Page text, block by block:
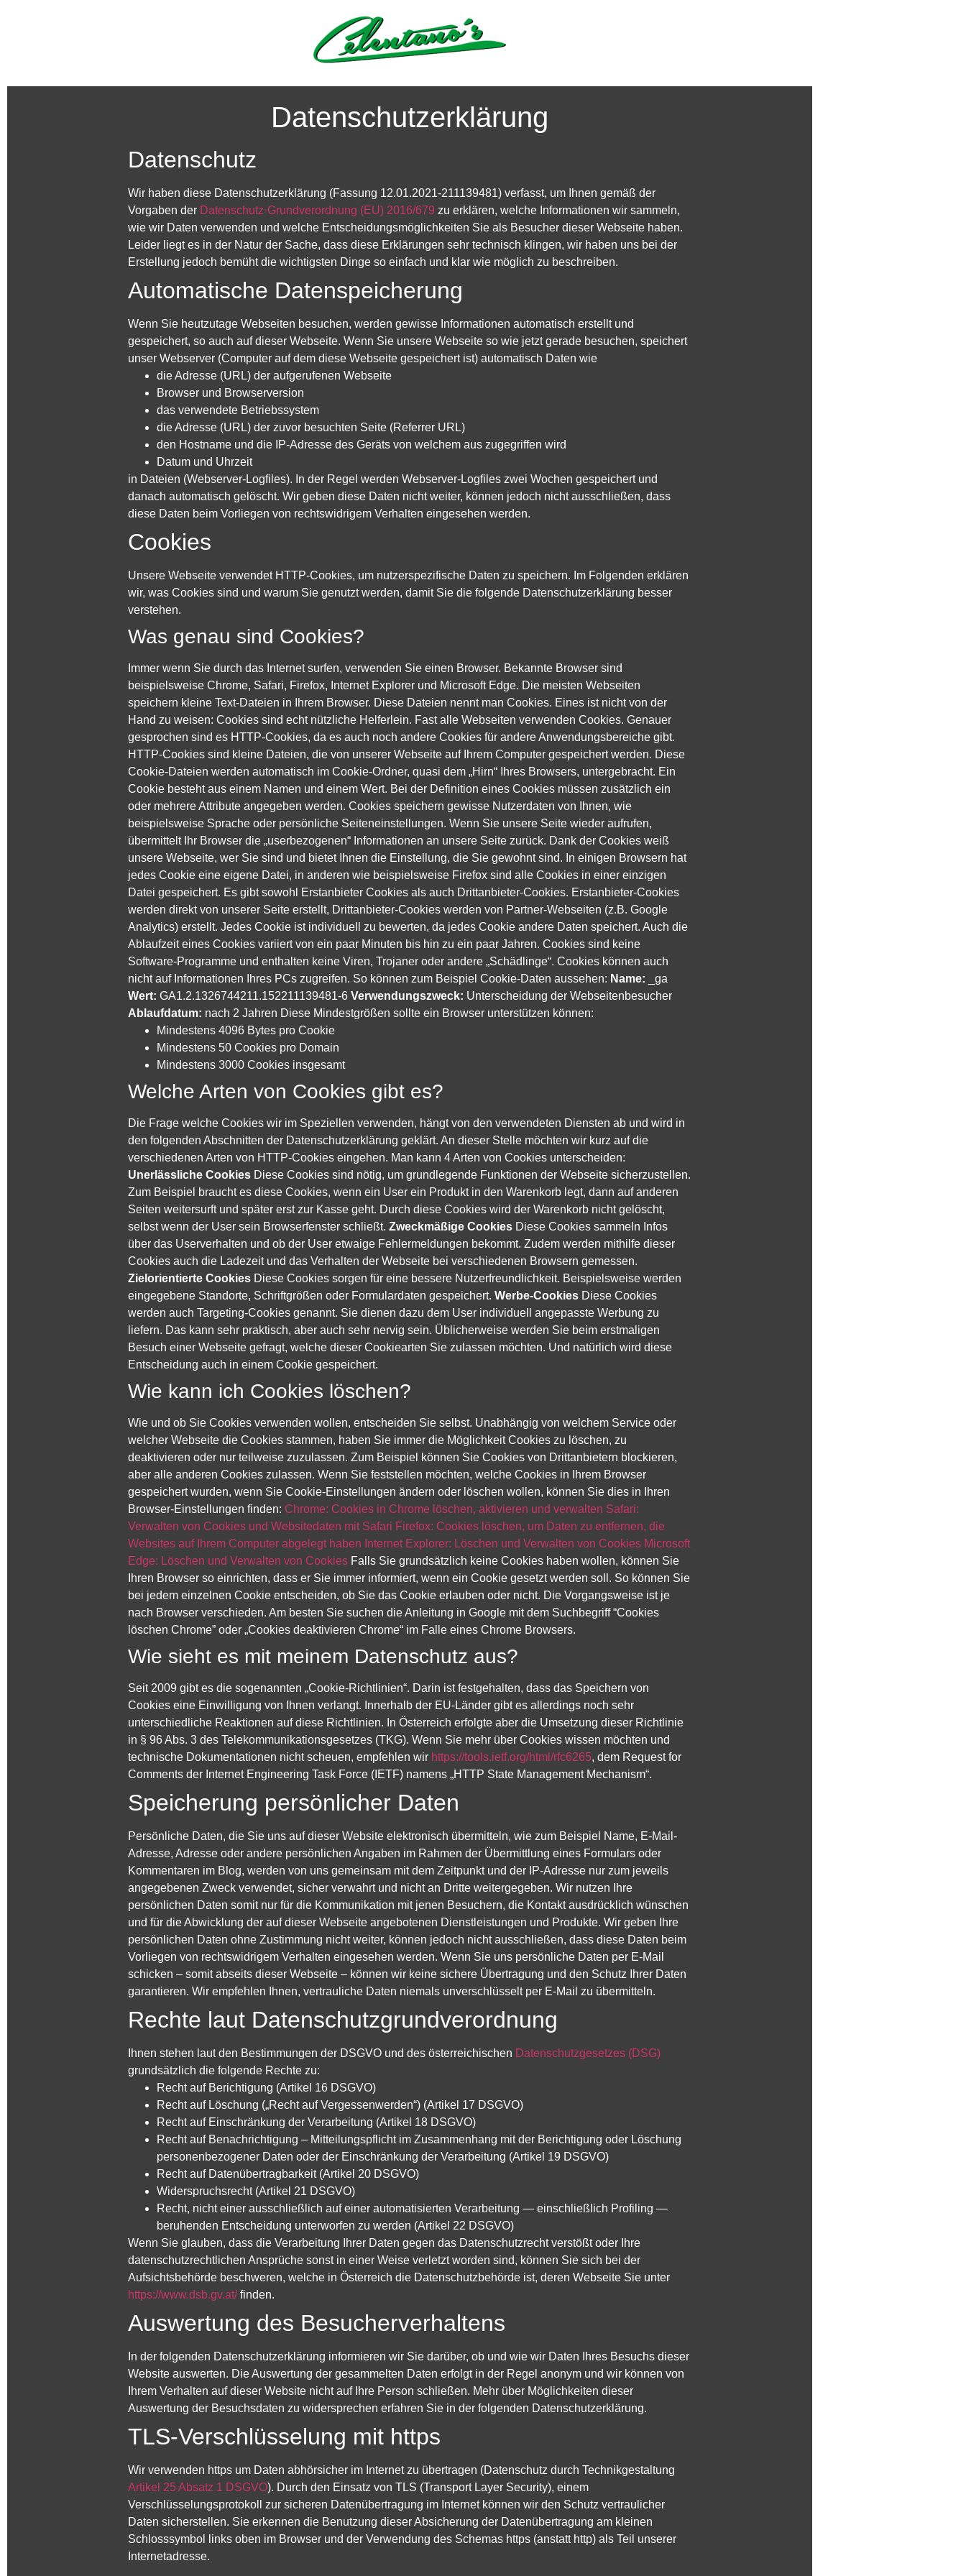
Datenschutzerklärung
Datenschutz
Wir haben diese Datenschutzerklärung (Fassung 12.01.2021-211139481) verfasst, um Ihnen gemäß der
Vorgaben der Datenschutz-Grundverordnung (EU) 2016/679 zu erklären, welche Informationen wir sammeln,
wie wir Daten verwenden und welche Entscheidungsmöglichkeiten Sie als Besucher dieser Webseite haben.
Leider liegt es in der Natur der Sache, dass diese Erklärungen sehr technisch klingen, wir haben uns bei der
Erstellung jedoch bemüht die wichtigsten Dinge so einfach und klar wie möglich zu beschreiben.
Automatische Datenspeicherung
Wenn Sie heutzutage Webseiten besuchen, werden gewisse Informationen automatisch erstellt und
gespeichert, so auch auf dieser Webseite. Wenn Sie unsere Webseite so wie jetzt gerade besuchen, speichert
unser Webserver (Computer auf dem diese Webseite gespeichert ist) automatisch Daten wie
die Adresse (URL) der aufgerufenen Webseite
Browser und Browserversion
das verwendete Betriebssystem
die Adresse (URL) der zuvor besuchten Seite (Referrer URL)
den Hostname und die IP-Adresse des Geräts von welchem aus zugegriffen wird
Datum und Uhrzeit
in Dateien (Webserver-Logfiles). In der Regel werden Webserver-Logfiles zwei Wochen gespeichert und
danach automatisch gelöscht. Wir geben diese Daten nicht weiter, können jedoch nicht ausschließen, dass
diese Daten beim Vorliegen von rechtswidrigem Verhalten eingesehen werden.
Cookies
Unsere Webseite verwendet HTTP-Cookies, um nutzerspezifische Daten zu speichern. Im Folgenden erklären
wir, was Cookies sind und warum Sie genutzt werden, damit Sie die folgende Datenschutzerklärung besser
verstehen.
Was genau sind Cookies?
Immer wenn Sie durch das Internet surfen, verwenden Sie einen Browser. Bekannte Browser sind
beispielsweise Chrome, Safari, Firefox, Internet Explorer und Microsoft Edge. Die meisten Webseiten
speichern kleine Text-Dateien in Ihrem Browser. Diese Dateien nennt man Cookies. Eines ist nicht von der
Hand zu weisen: Cookies sind echt nützliche Helferlein. Fast alle Webseiten verwenden Cookies. Genauer
gesprochen sind es HTTP-Cookies, da es auch noch andere Cookies für andere Anwendungsbereiche gibt.
HTTP-Cookies sind kleine Dateien, die von unserer Webseite auf Ihrem Computer gespeichert werden. Diese
Cookie-Dateien werden automatisch im Cookie-Ordner, quasi dem „Hirn“ Ihres Browsers, untergebracht. Ein
Cookie besteht aus einem Namen und einem Wert. Bei der Definition eines Cookies müssen zusätzlich ein
oder mehrere Attribute angegeben werden. Cookies speichern gewisse Nutzerdaten von Ihnen, wie
beispielsweise Sprache oder persönliche Seiteneinstellungen. Wenn Sie unsere Seite wieder aufrufen,
übermittelt Ihr Browser die „userbezogenen“ Informationen an unsere Seite zurück. Dank der Cookies weiß
unsere Webseite, wer Sie sind und bietet Ihnen die Einstellung, die Sie gewohnt sind. In einigen Browsern hat
jedes Cookie eine eigene Datei, in anderen wie beispielsweise Firefox sind alle Cookies in einer einzigen
Datei gespeichert. Es gibt sowohl Erstanbieter Cookies als auch Drittanbieter-Cookies. Erstanbieter-Cookies
werden direkt von unserer Seite erstellt, Drittanbieter-Cookies werden von Partner-Webseiten (z.B. Google
Analytics) erstellt. Jedes Cookie ist individuell zu bewerten, da jedes Cookie andere Daten speichert. Auch die
Ablaufzeit eines Cookies variiert von ein paar Minuten bis hin zu ein paar Jahren. Cookies sind keine
Software-Programme und enthalten keine Viren, Trojaner oder andere „Schädlinge“. Cookies können auch
nicht auf Informationen Ihres PCs zugreifen. So können zum Beispiel Cookie-Daten aussehen: Name: _ga
Wert: GA1.2.1326744211.152211139481-6 Verwendungszweck: Unterscheidung der Webseitenbesucher
Ablaufdatum: nach 2 Jahren Diese Mindestgrößen sollte ein Browser unterstützen können:
Mindestens 4096 Bytes pro Cookie
Mindestens 50 Cookies pro Domain
Mindestens 3000 Cookies insgesamt
Welche Arten von Cookies gibt es?
Die Frage welche Cookies wir im Speziellen verwenden, hängt von den verwendeten Diensten ab und wird in
den folgenden Abschnitten der Datenschutzerklärung geklärt. An dieser Stelle möchten wir kurz auf die
verschiedenen Arten von HTTP-Cookies eingehen. Man kann 4 Arten von Cookies unterscheiden:
Unerlässliche Cookies Diese Cookies sind nötig, um grundlegende Funktionen der Webseite sicherzustellen.
Zum Beispiel braucht es diese Cookies, wenn ein User ein Produkt in den Warenkorb legt, dann auf anderen
Seiten weitersurft und später erst zur Kasse geht. Durch diese Cookies wird der Warenkorb nicht gelöscht,
selbst wenn der User sein Browserfenster schließt. Zweckmäßige Cookies Diese Cookies sammeln Infos
über das Userverhalten und ob der User etwaige Fehlermeldungen bekommt. Zudem werden mithilfe dieser
Cookies auch die Ladezeit und das Verhalten der Webseite bei verschiedenen Browsern gemessen.
Zielorientierte Cookies Diese Cookies sorgen für eine bessere Nutzerfreundlichkeit. Beispielsweise werden
eingegebene Standorte, Schriftgrößen oder Formulardaten gespeichert. Werbe-Cookies Diese Cookies
werden auch Targeting-Cookies genannt. Sie dienen dazu dem User individuell angepasste Werbung zu
liefern. Das kann sehr praktisch, aber auch sehr nervig sein. Üblicherweise werden Sie beim erstmaligen
Besuch einer Webseite gefragt, welche dieser Cookiearten Sie zulassen möchten. Und natürlich wird diese
Entscheidung auch in einem Cookie gespeichert.
Wie kann ich Cookies löschen?
Wie und ob Sie Cookies verwenden wollen, entscheiden Sie selbst. Unabhängig von welchem Service oder
welcher Webseite die Cookies stammen, haben Sie immer die Möglichkeit Cookies zu löschen, zu
deaktivieren oder nur teilweise zuzulassen. Zum Beispiel können Sie Cookies von Drittanbietern blockieren,
aber alle anderen Cookies zulassen. Wenn Sie feststellen möchten, welche Cookies in Ihrem Browser
gespeichert wurden, wenn Sie Cookie-Einstellungen ändern oder löschen wollen, können Sie dies in Ihren
Browser-Einstellungen finden: Chrome: Cookies in Chrome löschen, aktivieren und verwalten Safari:
Verwalten von Cookies und Websitedaten mit Safari Firefox: Cookies löschen, um Daten zu entfernen, die
Websites auf Ihrem Computer abgelegt haben Internet Explorer: Löschen und Verwalten von Cookies Microsoft
Edge: Löschen und Verwalten von Cookies Falls Sie grundsätzlich keine Cookies haben wollen, können Sie
Ihren Browser so einrichten, dass er Sie immer informiert, wenn ein Cookie gesetzt werden soll. So können Sie
bei jedem einzelnen Cookie entscheiden, ob Sie das Cookie erlauben oder nicht. Die Vorgangsweise ist je
nach Browser verschieden. Am besten Sie suchen die Anleitung in Google mit dem Suchbegriff “Cookies
löschen Chrome” oder „Cookies deaktivieren Chrome“ im Falle eines Chrome Browsers.
Wie sieht es mit meinem Datenschutz aus?
Seit 2009 gibt es die sogenannten „Cookie-Richtlinien“. Darin ist festgehalten, dass das Speichern von
Cookies eine Einwilligung von Ihnen verlangt. Innerhalb der EU-Länder gibt es allerdings noch sehr
unterschiedliche Reaktionen auf diese Richtlinien. In Österreich erfolgte aber die Umsetzung dieser Richtlinie
in § 96 Abs. 3 des Telekommunikationsgesetzes (TKG). Wenn Sie mehr über Cookies wissen möchten und
technische Dokumentationen nicht scheuen, empfehlen wir https://tools.ietf.org/html/rfc6265, dem Request for
Comments der Internet Engineering Task Force (IETF) namens „HTTP State Management Mechanism“.
Speicherung persönlicher Daten
Persönliche Daten, die Sie uns auf dieser Website elektronisch übermitteln, wie zum Beispiel Name, E-Mail-
Adresse, Adresse oder andere persönlichen Angaben im Rahmen der Übermittlung eines Formulars oder
Kommentaren im Blog, werden von uns gemeinsam mit dem Zeitpunkt und der IP-Adresse nur zum jeweils
angegebenen Zweck verwendet, sicher verwahrt und nicht an Dritte weitergegeben. Wir nutzen Ihre
persönlichen Daten somit nur für die Kommunikation mit jenen Besuchern, die Kontakt ausdrücklich wünschen
und für die Abwicklung der auf dieser Webseite angebotenen Dienstleistungen und Produkte. Wir geben Ihre
persönlichen Daten ohne Zustimmung nicht weiter, können jedoch nicht ausschließen, dass diese Daten beim
Vorliegen von rechtswidrigem Verhalten eingesehen werden. Wenn Sie uns persönliche Daten per E-Mail
schicken – somit abseits dieser Webseite – können wir keine sichere Übertragung und den Schutz Ihrer Daten
garantieren. Wir empfehlen Ihnen, vertrauliche Daten niemals unverschlüsselt per E-Mail zu übermitteln.
Rechte laut Datenschutzgrundverordnung
Ihnen stehen laut den Bestimmungen der DSGVO und des österreichischen Datenschutzgesetzes (DSG)
grundsätzlich die folgende Rechte zu:
Recht auf Berichtigung (Artikel 16 DSGVO)
Recht auf Löschung („Recht auf Vergessenwerden“) (Artikel 17 DSGVO)
Recht auf Einschränkung der Verarbeitung (Artikel 18 DSGVO)
Recht auf Benachrichtigung – Mitteilungspflicht im Zusammenhang mit der Berichtigung oder Löschung
personenbezogener Daten oder der Einschränkung der Verarbeitung (Artikel 19 DSGVO)
Recht auf Datenübertragbarkeit (Artikel 20 DSGVO)
Widerspruchsrecht (Artikel 21 DSGVO)
Recht, nicht einer ausschließlich auf einer automatisierten Verarbeitung — einschließlich Profiling —
beruhenden Entscheidung unterworfen zu werden (Artikel 22 DSGVO)
Wenn Sie glauben, dass die Verarbeitung Ihrer Daten gegen das Datenschutzrecht verstößt oder Ihre
datenschutzrechtlichen Ansprüche sonst in einer Weise verletzt worden sind, können Sie sich bei der
Aufsichtsbehörde beschweren, welche in Österreich die Datenschutzbehörde ist, deren Webseite Sie unter
https://www.dsb.gv.at/finden.
Auswertung des Besucherverhaltens
In der folgenden Datenschutzerklärung informieren wir Sie darüber, ob und wie wir Daten Ihres Besuchs dieser
Website auswerten. Die Auswertung der gesammelten Daten erfolgt in der Regel anonym und wir können von
Ihrem Verhalten auf dieser Website nicht auf Ihre Person schließen. Mehr über Möglichkeiten dieser
Auswertung der Besuchsdaten zu widersprechen erfahren Sie in der folgenden Datenschutzerklärung.
TLS-Verschlüsselung mit https
Wir verwenden https um Daten abhörsicher im Internet zu übertragen (Datenschutz durch Technikgestaltung
Artikel 25 Absatz 1 DSGVO). Durch den Einsatz von TLS (Transport Layer Security), einem
Verschlüsselungsprotokoll zur sicheren Datenübertragung im Internet können wir den Schutz vertraulicher
Daten sicherstellen. Sie erkennen die Benutzung dieser Absicherung der Datenübertragung am kleinen
Schlosssymbol links oben im Browser und der Verwendung des Schemas https (anstatt http) als Teil unserer
Internetadresse.